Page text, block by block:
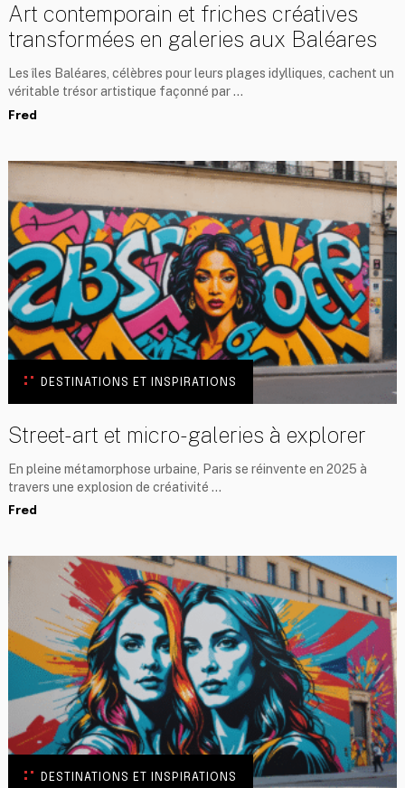
Art contemporain et friches créatives
transformées en galeries aux Baléares
Les îles Baléares, célèbres pour leurs plages idylliques, cachent un
véritable trésor artistique façonné par …
Fred
DESTINATIONS ET INSPIRATIONS
Street-art et micro-galeries à explorer
En pleine métamorphose urbaine, Paris se réinvente en 2025 à
travers une explosion de créativité …
Fred
DESTINATIONS ET INSPIRATIONS